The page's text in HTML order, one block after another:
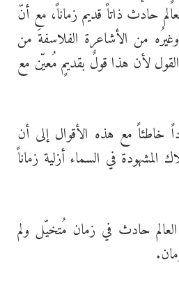
حادث ذاتاً قديم زماناً، مع أنّ
من الأشاعرة الفلاسفةَ من
لأن هذا قولٌ بقديمٍ مُعيّن مع
خاطئاً مع هذه الأقوال إلى أن
المشهودة في السماء أزلية زماناً
حادث في زمان مُتخيّل ولم